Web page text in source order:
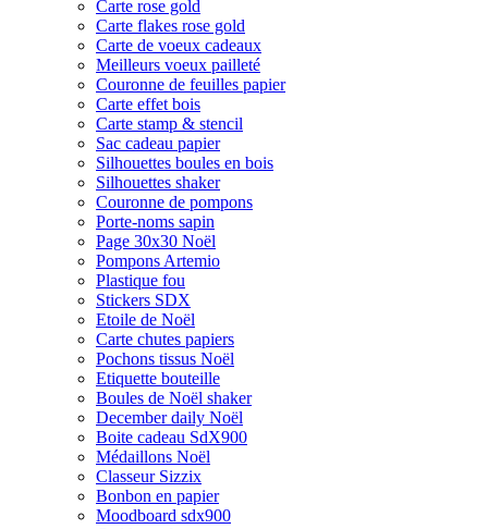
Carte rose gold
Carte flakes rose gold
Carte de voeux cadeaux
Meilleurs voeux pailleté
Couronne de feuilles papier
Carte effet bois
Carte stamp & stencil
Sac cadeau papier
Silhouettes boules en bois
Silhouettes shaker
Couronne de pompons
Porte-noms sapin
Page 30x30 Noël
Pompons Artemio
Plastique fou
Stickers SDX
Etoile de Noël
Carte chutes papiers
Pochons tissus Noël
Etiquette bouteille
Boules de Noël shaker
December daily Noël
Boite cadeau SdX900
Médaillons Noël
Classeur Sizzix
Bonbon en papier
Moodboard sdx900